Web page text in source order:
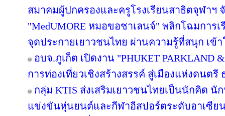
สมาคมผู้ปกครองและครูโรงเรียนสาธิตจุฬาฯ
"MedUMORE หมอขอชาเลนจ์" พลิกโฉมการเรี
จุดประกายเยาวชนไทย ผ่านความรู้ที่สนุก เข้า
อบจ.ภูเก็ต เปิดงาน "PHUKET PARKLAND
การท่องเที่ยวเชิงสร้างสรรค์ สู่เมืองแห่งดนต
กลุ่ม KTIS ส่งเสริมเยาวชนไทยเป็นนักคิด นั
แข่งขันหุ่นยนต์และกีฬาอีสปอร์ตระดับอาเซีย